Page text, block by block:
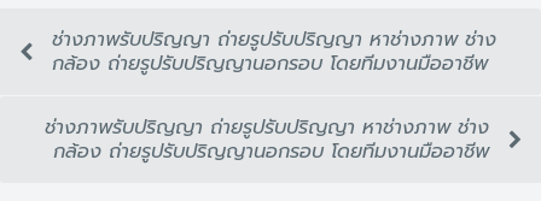
ช่างภาพรับปริญญา ถ่ายรูปรับปริญญา หาช่างภาพ ช่าง
กล้อง ถ่ายรูปรับปริญญานอกรอบ โดยทีมงานมืออาชีพ
ช่างภาพรับปริญญา ถ่ายรูปรับปริญญา หาช่างภาพ ช่าง
กล้อง ถ่ายรูปรับปริญญานอกรอบ โดยทีมงานมืออาชีพ